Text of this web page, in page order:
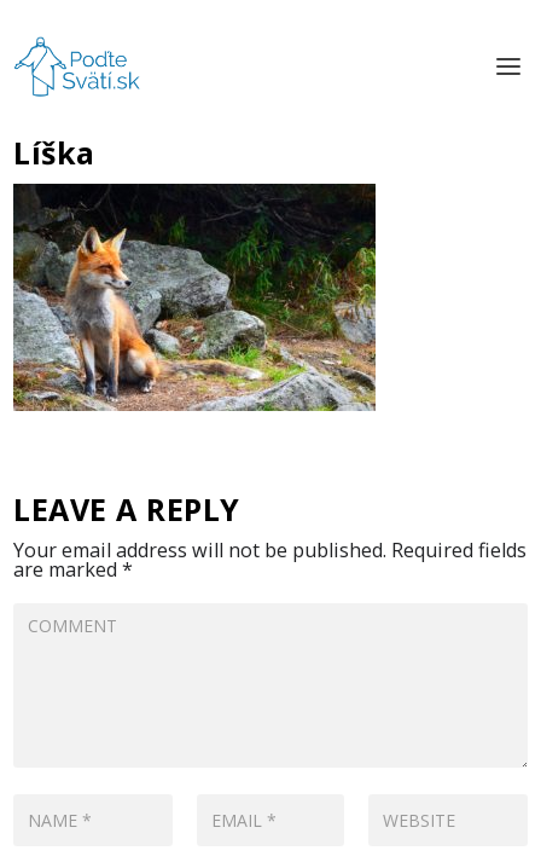
Líška
LEAVE A REPLY
Your email address will not be published. Required fields
are marked*